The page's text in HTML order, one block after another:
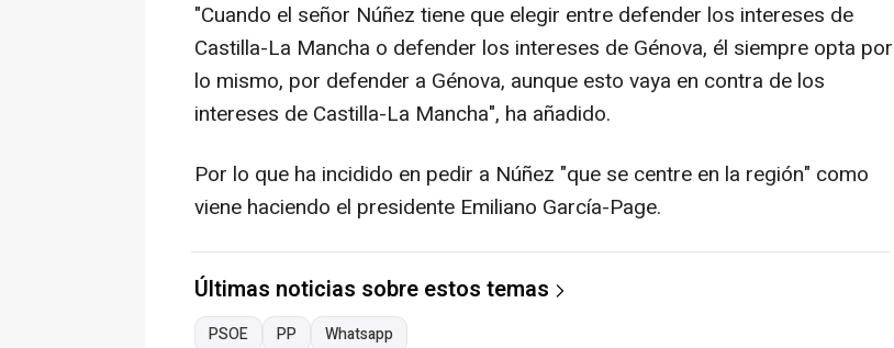
"Cuando el señor Núñez tiene que elegir entre defender los intereses de
Castilla-La Mancha o defender los intereses de Génova, él siempre opta por
lo mismo, por defender a Génova, aunque esto vaya en contra de los
intereses de Castilla-La Mancha", ha añadido.
Por lo que ha incidido en pedir a Núñez "que se centre en la región" como
viene haciendo el presidente Emiliano García-Page.
Últimas noticias sobre estos temas
PSOE PP Whatsapp